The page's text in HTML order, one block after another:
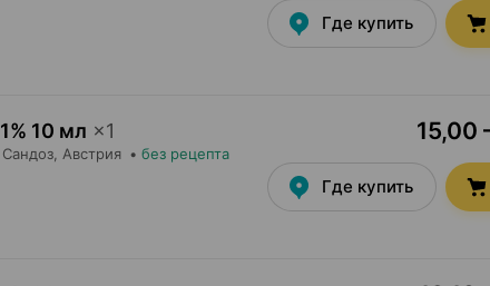
Где купить
1% 10 мл ×1
Сандоз , Австрия • без рецепта
15,00
Где купить